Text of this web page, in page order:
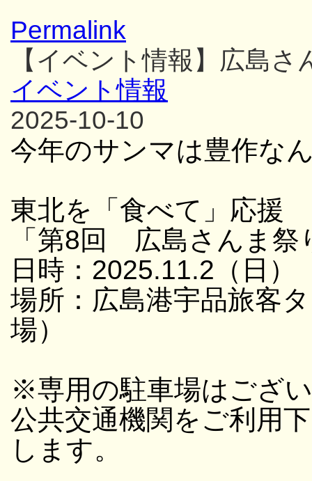
Permalink
【イベント情報】広島さ
イベント情報
2025-10-10
今年のサンマは豊作な
東北を「食べて」応援
「第8回 広島さんま祭
日時：2025.11.2（日
場所：広島港宇品旅客
場）
※専用の駐車場はござ
公共交通機関をご利用
します。